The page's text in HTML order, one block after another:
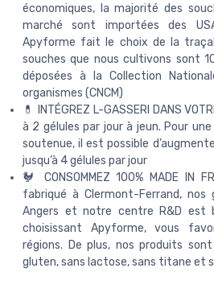
économiques, la majorité des
marché sont importées des
Apyforme fait le choix de la
souches que nous cultivons sont
déposées à la Collection
organismes (CNCM)
💊 INTÉGREZ L-GASSERI DANS
à 2 gélules par jour à jeun. Pour
soutenue, il est possible
jusqu’à 4 gélules par jour
🐓 CONSOMMEZ 100% MADE IN
fabriqué à Clermont-Ferrand, nos
Angers et notre centre R&D est
choisissant Apyforme, vous
régions. De plus, nos produits
gluten, sans lactose, sans titane et